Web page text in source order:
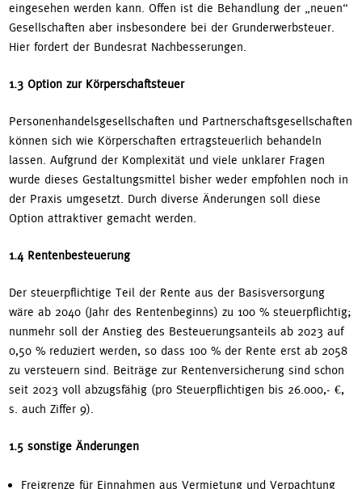
eingesehen werden kann. Offen ist die Behandlung der „neuen“
Gesellschaften aber insbesondere bei der Grunderwerbsteuer.
Hier fordert der Bundesrat Nachbesserungen.
1.3 Option zur Körperschaftsteuer
Personenhandelsgesellschaften und Partnerschaftsgesellschaften
können sich wie Körperschaften ertragsteuerlich behandeln
lassen. Aufgrund der Komplexität und viele unklarer Fragen
wurde dieses Gestaltungsmittel bisher weder empfohlen noch in
der Praxis umgesetzt. Durch diverse Änderungen soll diese
Option attraktiver gemacht werden.
1.4 Rentenbesteuerung
Der steuerpflichtige Teil der Rente aus der Basisversorgung
wäre ab 2040 (Jahr des Rentenbeginns) zu 100 % steuerpflichtig;
nunmehr soll der Anstieg des Besteuerungsanteils ab 2023 auf
0,50 % reduziert werden, so dass 100 % der Rente erst ab 2058
zu versteuern sind. Beiträge zur Rentenversicherung sind schon
seit 2023 voll abzugsfähig (pro Steuerpflichtigen bis 26.000,- €,
s. auch Ziffer 9).
1.5 sonstige Änderungen
Freigrenze für Einnahmen aus Vermietung und Verpachtung